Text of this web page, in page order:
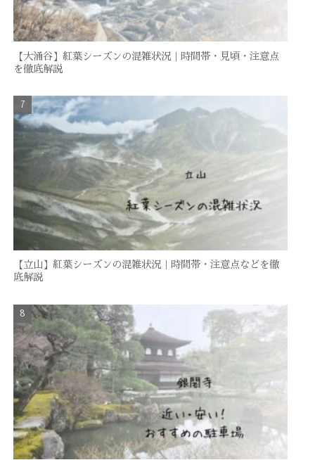
【大涌谷】紅葉シーズンの混雑状況｜時間帯・見頃・注意点
を徹底解説
【立山】紅葉シーズンの混雑状況｜時間帯・注意点などを徹
底解説